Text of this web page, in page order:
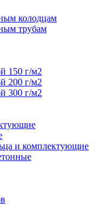
колодцам
трубам
150 г/м2
200 г/м2
300 г/м2
и комплектующие